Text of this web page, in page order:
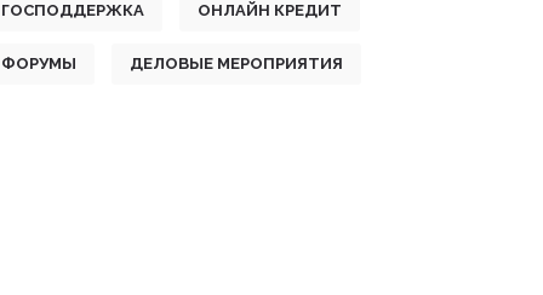
ГОСПОДДЕРЖКА ОНЛАЙН КРЕДИТ
ФОРУМЫ ДЕЛОВЫЕ МЕРОПРИЯТИЯ